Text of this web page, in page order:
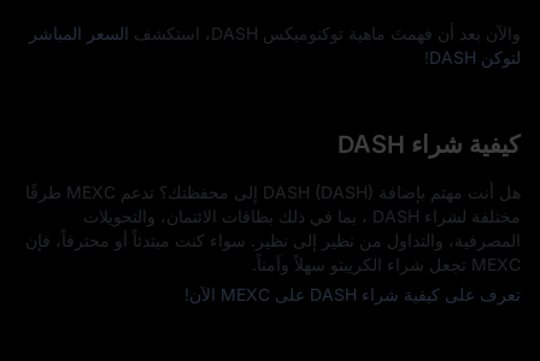
والآن بعد أن فهمتَ ماهية توكنوميكس DASH، استكشف
السعر المباشر
لتوكن DASH
!
كيفية شراء DASH
هل أنت مهتم بإضافة DASH (DASH) إلى محفظتك؟ تدعم MEXC طرقًا
مختلفة لشراء DASH ، بما في ذلك بطاقات الائتمان، والتحويلات
المصرفية، والتداول من نظير إلى نظير. سواء كنت مبتدئاً أو محترفاً، فإن
MEXC تجعل شراء الكريبتو سهلاً وآمناً.
تعرف على كيفية شراء DASH على MEXC الآن!